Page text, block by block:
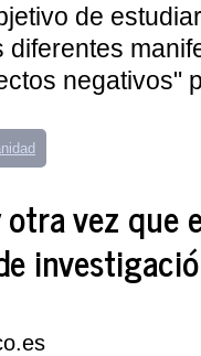
de
diferentes
negativos"
vez que